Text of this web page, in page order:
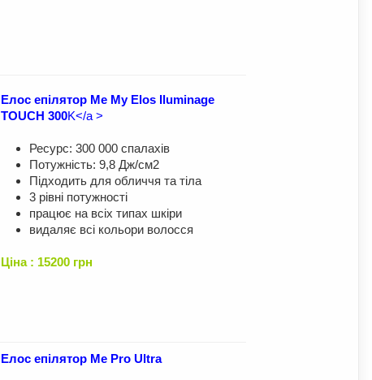
Елос епілятор Me My Elos Iluminage
TOUCH 300K</a >
Ресурс: 300 000 спалахів
Потужність: 9,8 Дж/см2
Підходить для обличчя та тіла
3 рівні потужності
працює на всіх типах шкіри
видаляє всі кольори волосся
Ціна : 15200 грн
Елос епілятор Me Pro Ultra